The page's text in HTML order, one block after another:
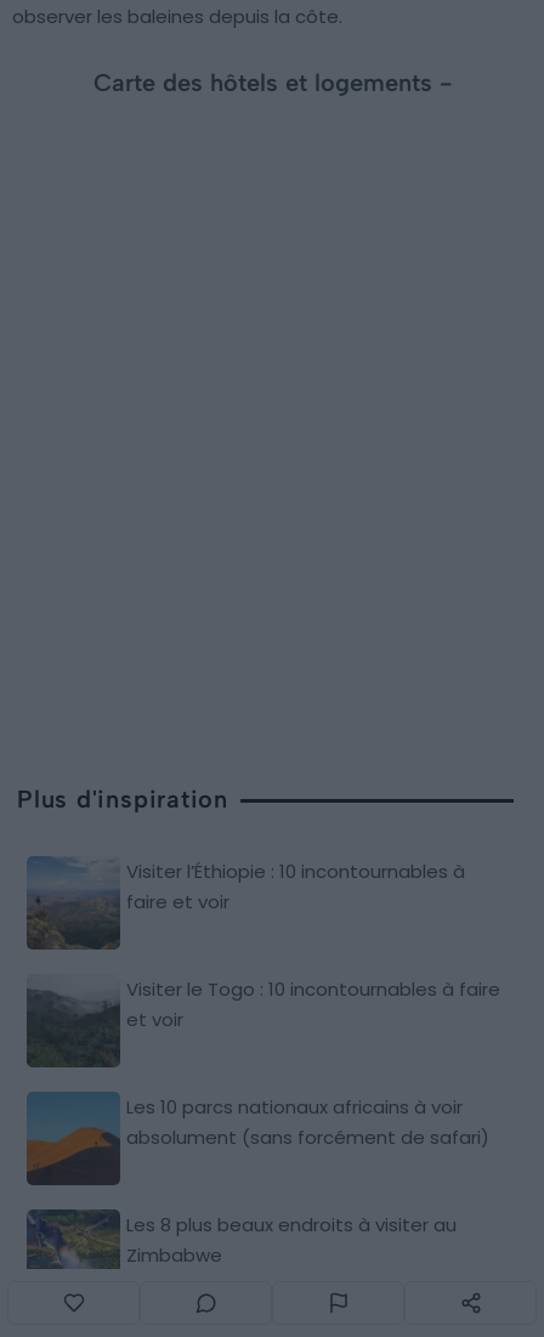
observer les baleines depuis la côte.
Carte des hôtels et logements -
Plus d'inspiration
Visiter l’Éthiopie : 10 incontournables à
faire et voir
Visiter le Togo : 10 incontournables à faire
et voir
Les 10 parcs nationaux africains à voir
absolument (sans forcément de safari)
Les 8 plus beaux endroits à visiter au
Zimbabwe